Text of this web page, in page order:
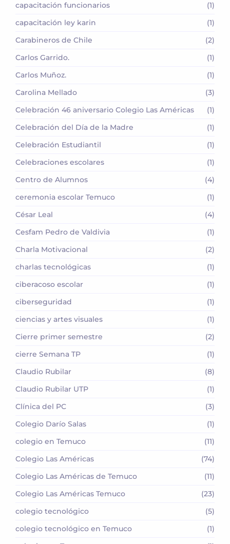
capacitación funcionarios
(1)
capacitación ley karin
(1)
Carabineros de Chile
(2)
Carlos Garrido.
(1)
Carlos Muñoz.
(1)
Carolina Mellado
(3)
Celebración 46 aniversario Colegio Las Américas
(1)
Celebración del Día de la Madre
(1)
Celebración Estudiantil
(1)
Celebraciones escolares
(1)
Centro de Alumnos
(4)
ceremonia escolar Temuco
(1)
César Leal
(4)
Cesfam Pedro de Valdivia
(1)
Charla Motivacional
(2)
charlas tecnológicas
(1)
ciberacoso escolar
(1)
ciberseguridad
(1)
ciencias y artes visuales
(1)
Cierre primer semestre
(2)
cierre Semana TP
(1)
Claudio Rubilar
(8)
Claudio Rubilar UTP
(1)
Clínica del PC
(3)
Colegio Darío Salas
(1)
colegio en Temuco
(11)
Colegio Las Américas
(74)
Colegio Las Américas de Temuco
(11)
Colegio Las Américas Temuco
(23)
colegio tecnológico
(5)
colegio tecnológico en Temuco
(1)